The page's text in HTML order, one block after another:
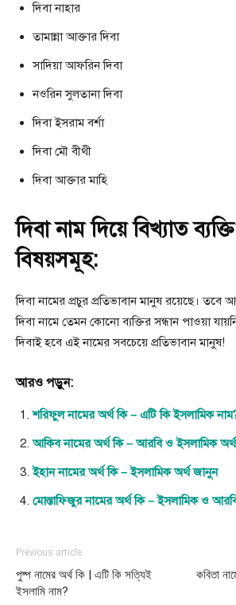
দিবা নাহার
তামান্না আক্তার দিবা
সাদিয়া আফরিন দিবা
নওরিন সুলতানা দিবা
দিবা ইসরাম বর্শা
দিবা মৌ বীথী
দিবা আক্তার মাহি
দিবা নাম দিয়ে বিখ্যাত
বিষয়সমূহ:
দিবা নামের প্রচুর প্রতিভাবান মানুষ রয়েছে। তবে
দিবা নামে তেমন কোনো ব্যক্তির সন্ধান পাওয়া
দিবাই হবে এই নামের সবচেয়ে প্রতিভাবান মানুষ!
আরও পড়ুন:
শরিফুল নামের অর্থ কি – এটি কি ইসলামিক
আকিব নামের অর্থ কি – আরবি ও ইসলামিক
ইহান নামের অর্থ কি – ইসলামিক অর্থ জানুন
মোস্তাফিজুর নামের অর্থ কি – ইসলামিক ও
Previous article
পুষ্প নামের অর্থ কি | এটি কি সত্যিই
ইসলামি নাম?
কবিতা